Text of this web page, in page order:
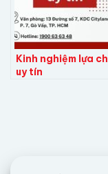
Kinh nghiệm lựa
uy tín